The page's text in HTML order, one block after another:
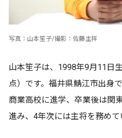
写真：山本笙子/撮影：佐藤主祥
山本笙子は、1998年9月11日
点）です。福井県鯖江市出身
商業高校に進学、卒業後は関
進み、4年次には主将を務めて